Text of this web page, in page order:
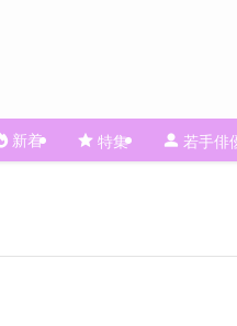
新着 特集 若手俳